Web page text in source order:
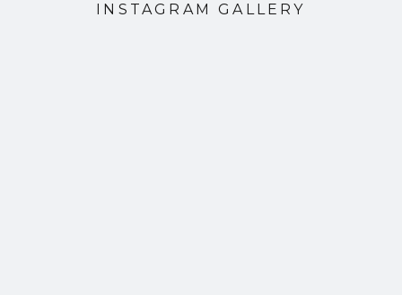
INSTAGRAM GALLERY